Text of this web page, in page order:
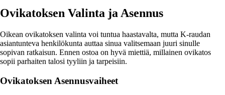
Ovikatoksen Valinta ja Asennus
Oikean ovikatoksen valinta voi tuntua haastavalta, mutta K-raudan
asiantunteva henkilökunta auttaa sinua valitsemaan juuri sinulle
sopivan ratkaisun. Ennen ostoa on hyvä miettiä, millainen ovikatos
sopii parhaiten talosi tyyliin ja tarpeisiin.
Ovikatoksen Asennusvaiheet